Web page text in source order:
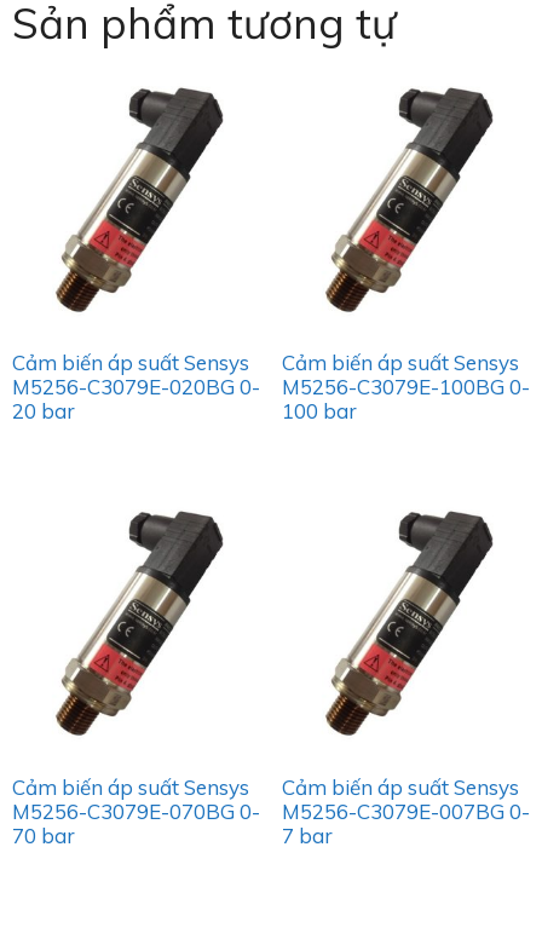
Sản phẩm tương tự
Cảm biến áp suất Sensys
M5256-C3079E-020BG 0-
20 bar
Cảm biến áp suất Sensys
M5256-C3079E-100BG 0-
100 bar
Cảm biến áp suất Sensys
M5256-C3079E-070BG 0-
70 bar
Cảm biến áp suất Sensys
M5256-C3079E-007BG 0-
7 bar